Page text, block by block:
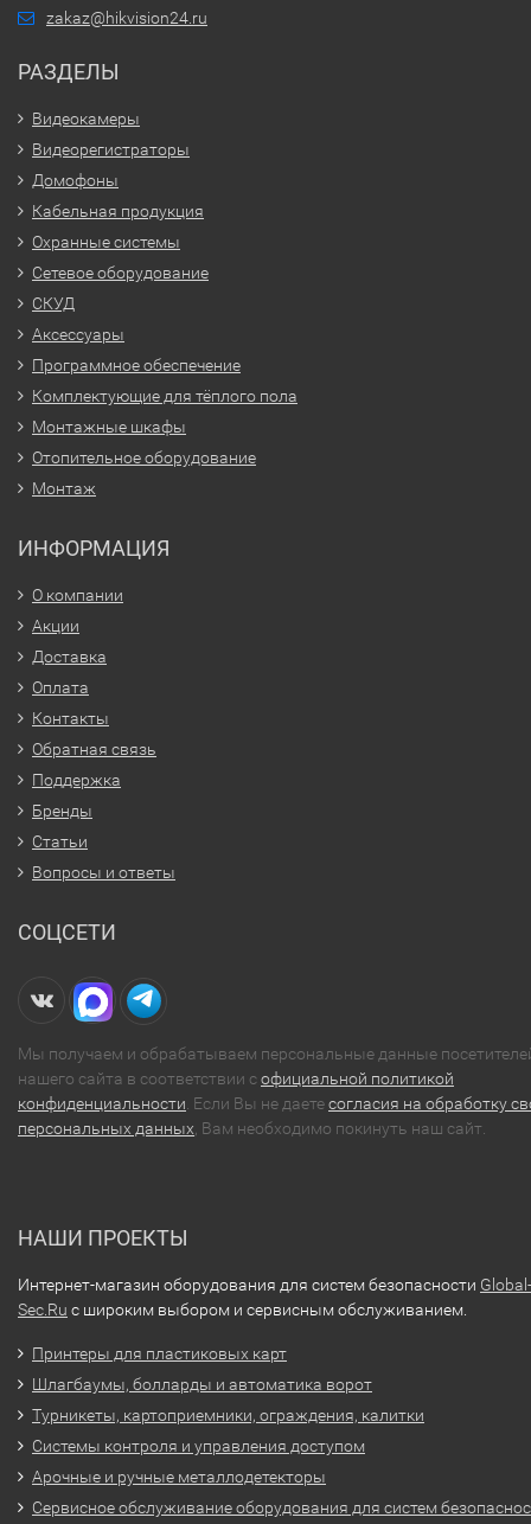
zakaz@hikvision24.ru
РАЗДЕЛЫ
Видеокамеры
Видеорегистраторы
Домофоны
Кабельная продукция
Охранные системы
Сетевое оборудование
СКУД
Аксессуары
Программное обеспечение
Комплектующие для тёплого пола
Монтажные шкафы
Отопительное оборудование
Монтаж
ИНФОРМАЦИЯ
О компании
Акции
Доставка
Оплата
Контакты
Обратная связь
Поддержка
Бренды
Статьи
Вопросы и ответы
СОЦСЕТИ
Мы получаем и обрабатываем персональные данные
нашего сайта в соответствии софициальной политикой
конфиденциальности . Если Вы не даетесогласия на обработку
персональных данных , Вам необходимо покинуть наш сайт.
НАШИ ПРОЕКТЫ
Интернет-магазин оборудования для систем безопасности Global-
Sec.Ru с широким выбором и сервисным обслуживанием.
Принтеры для пластиковых карт
Шлагбаумы, болларды и автоматика ворот
Турникеты, картоприемники, ограждения, калитки
Системы контроля и управления доступом
Арочные и ручные металлодетекторы
Сервисное обслуживание оборудования для систем